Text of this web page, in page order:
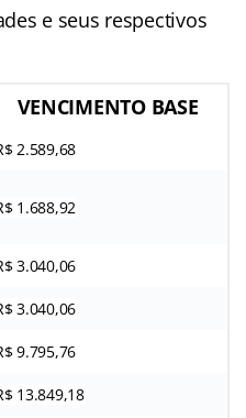
e seus respectivos
VENCIMENTO BASE
2.589,68
1.688,92
3.040,06
3.040,06
9.795,76
13.849,18